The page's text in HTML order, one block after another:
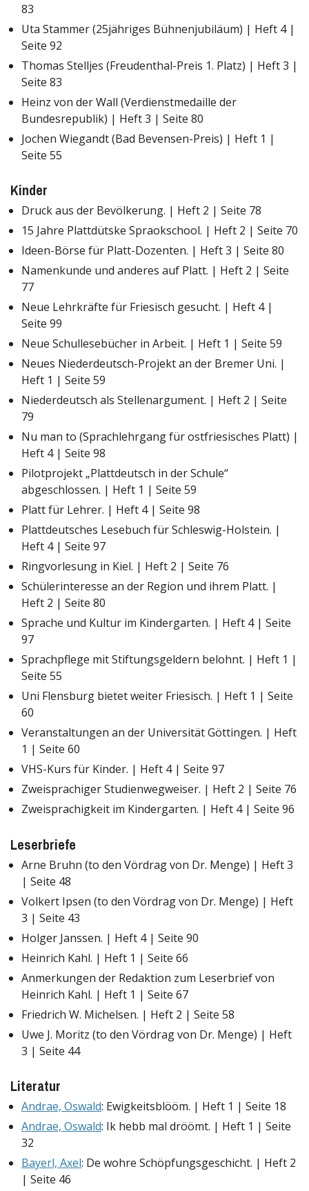
83
Uta Stammer (25jähriges Bühnenjubiläum) | Heft 4 |
Seite 92
Thomas Stelljes (Freudenthal-Preis 1. Platz) | Heft 3 |
Seite 83
Heinz von der Wall (Verdienstmedaille der
Bundesrepublik) | Heft 3 | Seite 80
Jochen Wiegandt (Bad Bevensen-Preis) | Heft 1 |
Seite 55
Kinder
Druck aus der Bevölkerung. | Heft 2 | Seite 78
15 Jahre Plattdütske Spraokschool. | Heft 2 | Seite 70
Ideen-Börse für Platt-Dozenten. | Heft 3 | Seite 80
Namenkunde und anderes auf Platt. | Heft 2 | Seite
77
Neue Lehrkräfte für Friesisch gesucht. | Heft 4 |
Seite 99
Neue Schullesebücher in Arbeit. | Heft 1 | Seite 59
Neues Niederdeutsch-Projekt an der Bremer Uni. |
Heft 1 | Seite 59
Niederdeutsch als Stellenargument. | Heft 2 | Seite
79
Nu man to (Sprachlehrgang für ostfriesisches Platt) |
Heft 4 | Seite 98
Pilotprojekt „Plattdeutsch in der Schule“
abgeschlossen. | Heft 1 | Seite 59
Platt für Lehrer. | Heft 4 | Seite 98
Plattdeutsches Lesebuch für Schleswig-Holstein. |
Heft 4 | Seite 97
Ringvorlesung in Kiel. | Heft 2 | Seite 76
Schülerinteresse an der Region und ihrem Platt. |
Heft 2 | Seite 80
Sprache und Kultur im Kindergarten. | Heft 4 | Seite
97
Sprachpflege mit Stiftungsgeldern belohnt. | Heft 1 |
Seite 55
Uni Flensburg bietet weiter Friesisch. | Heft 1 | Seite
60
Veranstaltungen an der Universität Göttingen. | Heft
1 | Seite 60
VHS-Kurs für Kinder. | Heft 4 | Seite 97
Zweisprachiger Studienwegweiser. | Heft 2 | Seite 76
Zweisprachigkeit im Kindergarten. | Heft 4 | Seite 96
Leserbriefe
Arne Bruhn (to den Vördrag von Dr. Menge) | Heft 3
| Seite 48
Volkert Ipsen (to den Vördrag von Dr. Menge) | Heft
3 | Seite 43
Holger Janssen. | Heft 4 | Seite 90
Heinrich Kahl. | Heft 1 | Seite 66
Anmerkungen der Redaktion zum Leserbrief von
Heinrich Kahl. | Heft 1 | Seite 67
Friedrich W. Michelsen. | Heft 2 | Seite 58
Uwe J. Moritz (to den Vördrag von Dr. Menge) | Heft
3 | Seite 44
Literatur
Andrae, Oswald: Ewigkeitsblööm. | Heft 1 | Seite 18
Andrae, Oswald: Ik hebb mal dröömt. | Heft 1 | Seite
32
Bayerl, Axel: De wohre Schöpfungsgeschicht. | Heft 2
| Seite 46